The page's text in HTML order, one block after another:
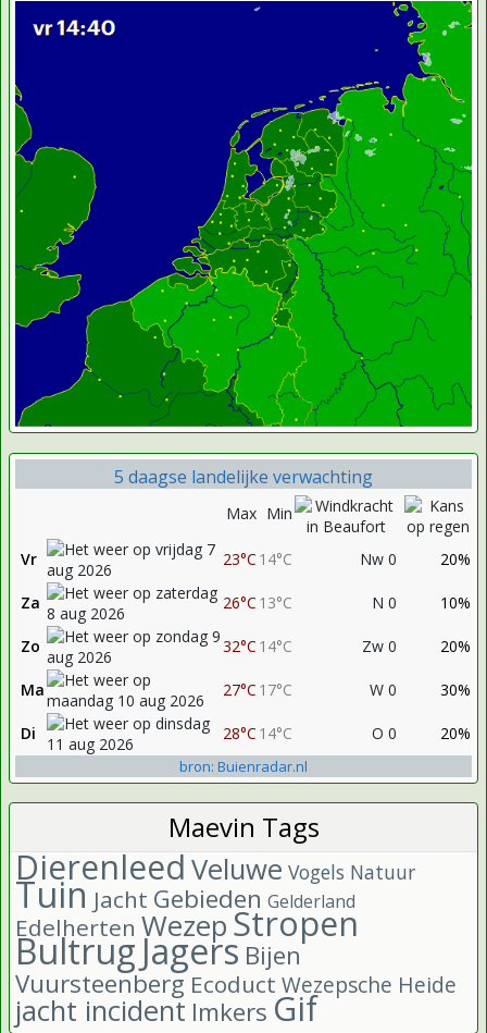
5 daagse landelijke verwachting
Max Min
Vr 23°C 14°C Nw 0 20%
Za 26°C 13°C N 0 10%
Zo 32°C 14°C Zw 0 20%
Ma 27°C 17°C W 0 30%
Di 28°C 14°C O 0 20%
bron: Buienradar.nl
Maevin Tags
DierenleedVeluwe Vogels Natuur
Tuin Jacht Gebieden Gelderland
Edelherten Wezep Stropen
Bultrug Jagers Bijen
Vuursteenberg Ecoduct Wezepsche Heide
jacht incident Imkers Gif